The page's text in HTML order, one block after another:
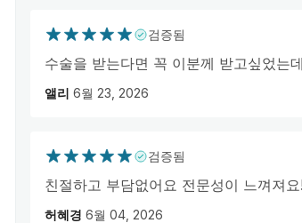
검증됨
수술을 받는다면 꼭 이분께 받고싶었는
앨리 6월 23, 2026
검증됨
친절하고 부담없어요 전문성이 느껴져요!
허혜경 6월 04, 2026